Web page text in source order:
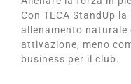
Con TECA StandUp
allenamento
attivazione, meno
business per il club.